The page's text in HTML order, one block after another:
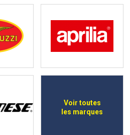
Voir toutes
les marques